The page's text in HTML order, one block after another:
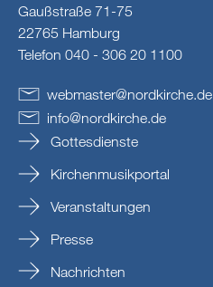
Gaußstraße 71-75
22765 Hamburg
Telefon 040 - 306 20 1100
webmaster@nordkirche.de
info@nordkirche.de
Gottesdienste
Kirchenmusikportal
Veranstaltungen
Presse
Nachrichten